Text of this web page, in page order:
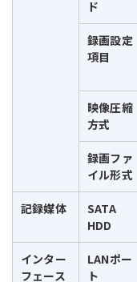
ド
録画設定
項目
映像圧縮
方式
録画ファ
イル形式
記録媒体
SATA
HDD
インター
フェース
LANポー
ト